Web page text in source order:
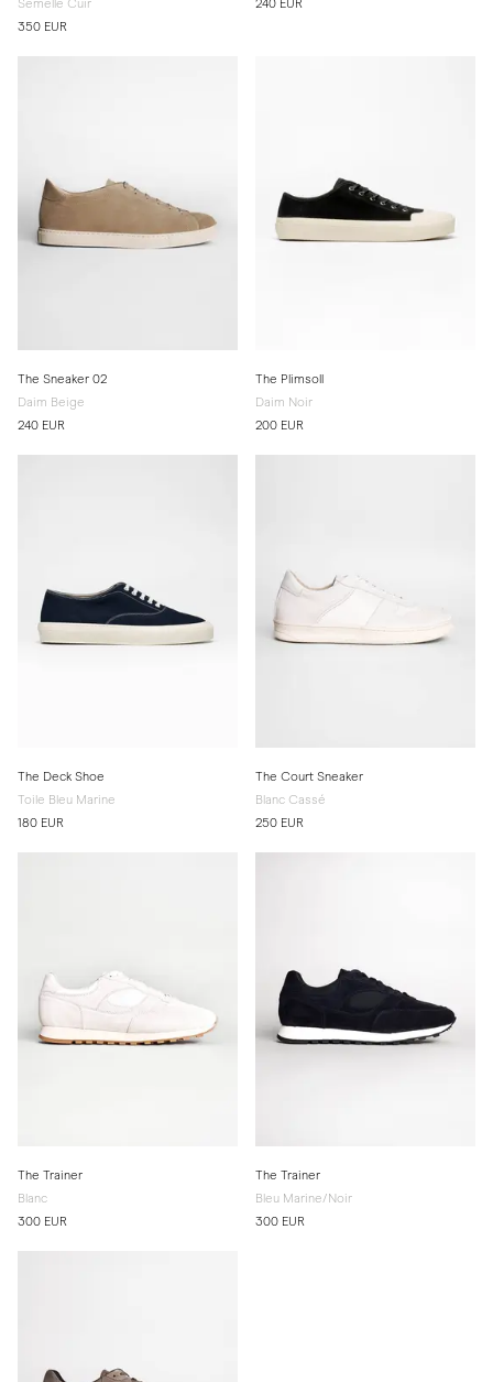
Semelle Cuir
350 EUR
240 EUR
The Sneaker 02
Daim Beige
240 EUR
The Plimsoll
Daim Noir
200 EUR
The Deck Shoe
Toile Bleu Marine
180 EUR
The Court Sneaker
Blanc Cassé
250 EUR
The Trainer
Blanc
300 EUR
The Trainer
Bleu Marine/Noir
300 EUR